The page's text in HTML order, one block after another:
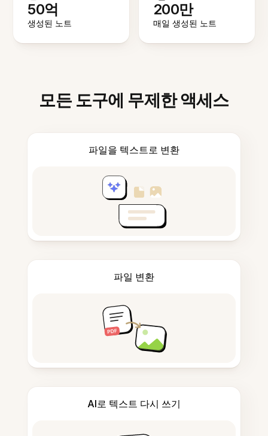
50억
생성된 노트
200만
매일 생성된 노트
모든 도구에 무제한 액세스
파일을 텍스트로 변환
파일 변환
AI로 텍스트 다시 쓰기